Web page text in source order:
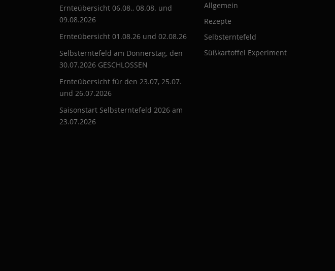
Ernteübersicht 06.08., 08.08. und
09.08.2026
Ernteübersicht 01.08.26 und 02.08.26
Selbsterntefeld am Donnerstag, den
30.07.2026 GESCHLOSSEN
Ernteübersicht für den 23.07, 25.07.
und 26.07.2026
Saisonstart Selbsterntefeld 2026 am
23.07.2026
Allgemein
Rezepte
Selbsterntefeld
Süßkartoffel Experiment